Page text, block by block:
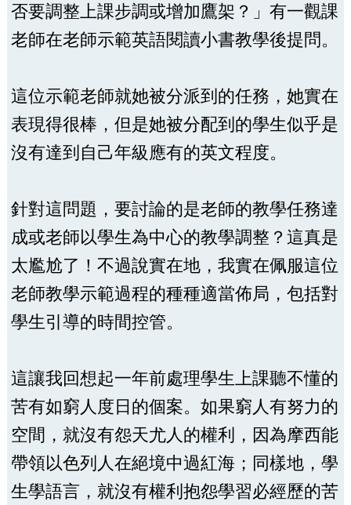
否要調整上課步調或增加鷹架？」有一觀課
老師在老師示範英語閱讀小書教學後提問。
這位示範老師就她被分派到的任務，她實在
表現得很棒，但是她被分配到的學生似乎是
沒有達到自己年級應有的英文程度。
針對這問題，要討論的是老師的教學任務達
成或老師以學生為中心的教學調整？這真是
太尷尬了！不過說實在地，我實在佩服這位
老師教學示範過程的種種適當佈局，包括對
學生引導的時間控管。
這讓我回想起一年前處理學生上課聽不懂的
苦有如窮人度日的個案。如果窮人有努力的
空間，就沒有怨天尤人的權利，因為摩西能
帶領以色列人在絕境中過紅海；同樣地，學
生學語言，就沒有權利抱怨學習必經歷的苦